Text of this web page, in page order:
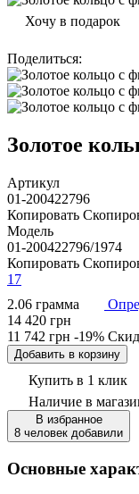
Хочу в подарок
Поделиться:
Золотое
Артикул
01-200422796
Копировать
Модель
01-200422796/1974
Копировать
17
2.06 грамма
14 420 грн
11 742 грн -19%
Добавить в корзину
Купить в 1 клик
Наличие в
В избранное
8 человек добавили
Основные